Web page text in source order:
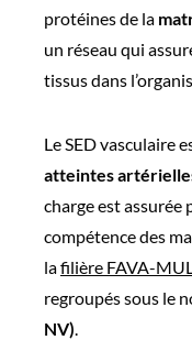
protéines de la
un réseau qui
tissus dans
Le SED vasculaire
atteintes
charge est assurée
compétence des
lafilière FAVA-
regroupés sous le
NV).